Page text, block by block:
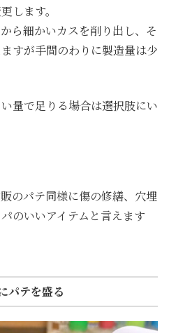
します。
ら細かいカスを削り出し、そ
すが手間のわりに製造量は少
量で足りる場合は選択肢にい
のパテ同様に傷の修繕、穴埋
のいいアイテムと言えます
パテを盛る